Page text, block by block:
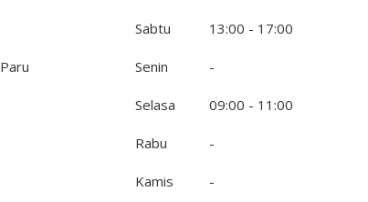
Sabtu 13:00 - 17:00
Paru Senin -
Selasa 09:00 - 11:00
Rabu -
Kamis -